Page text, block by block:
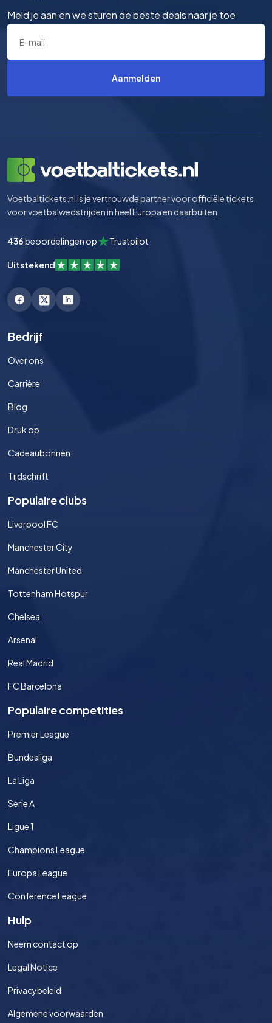
Meld je aan en we sturen de beste deals naar je toe
Aanmelden
Voetbaltickets.nl is je vertrouwde partner voor officiële tickets
voor voetbalwedstrijden in heel Europa en daarbuiten.
436beoordelingen op Trustpilot
Uitstekend
Bedrijf
Over ons
Carrière
Blog
Druk op
Cadeaubonnen
Tijdschrift
Populaire clubs
Liverpool FC
Manchester City
Manchester United
Tottenham Hotspur
Chelsea
Arsenal
Real Madrid
FC Barcelona
Populaire competities
Premier League
Bundesliga
La Liga
Serie A
Ligue 1
Champions League
Europa League
Conference League
Hulp
Neem contact op
Legal Notice
Privacybeleid
Algemene voorwaarden